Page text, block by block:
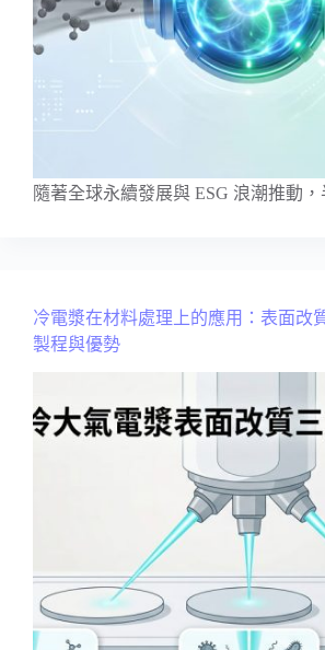
隨著全球永續發展與 ESG 浪潮推動
冷電漿在材料處理上的應用：表面改
製程與優勢